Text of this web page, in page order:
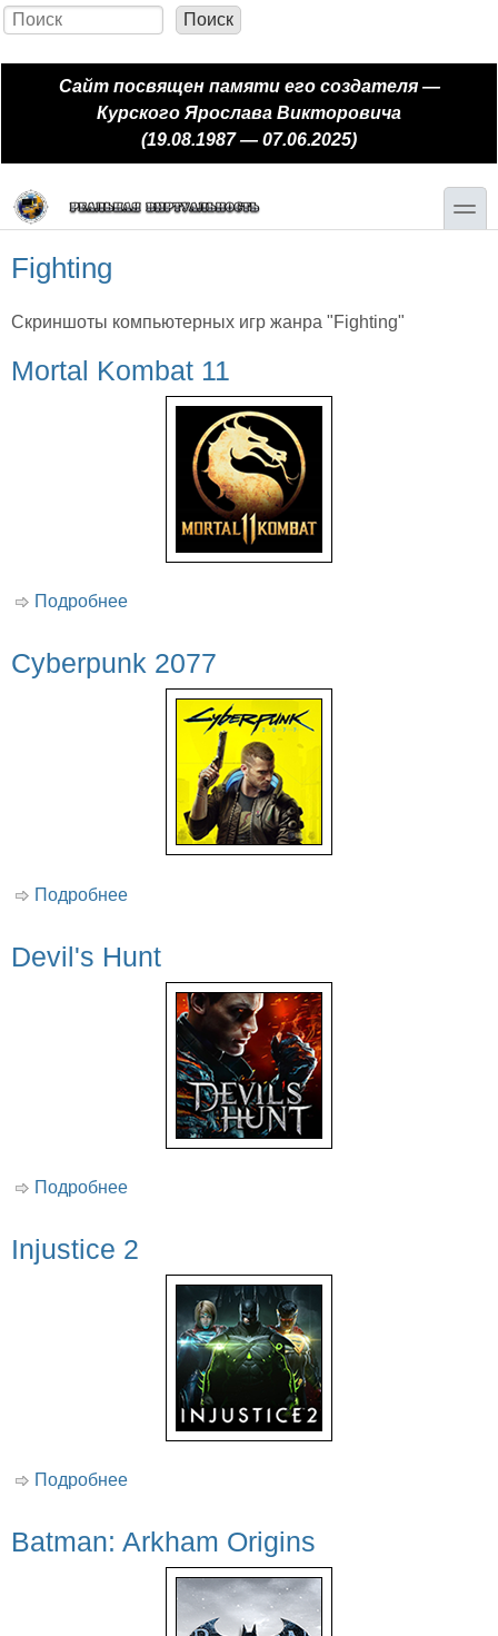
Перейти к основному содержанию
Skip to search
Форма поиска
Поиск
Сайт посвящен памяти его создателя —
Курского Ярослава Викторовича
(19.08.1987 — 07.06.2025)
toggle
Fighting
Скриншоты компьютерных игр жанра "Fighting"
Mortal Kombat 11
Подробнее
Cyberpunk 2077
Подробнее
Devil's Hunt
Подробнее
Injustice 2
Подробнее
Batman: Arkham Origins